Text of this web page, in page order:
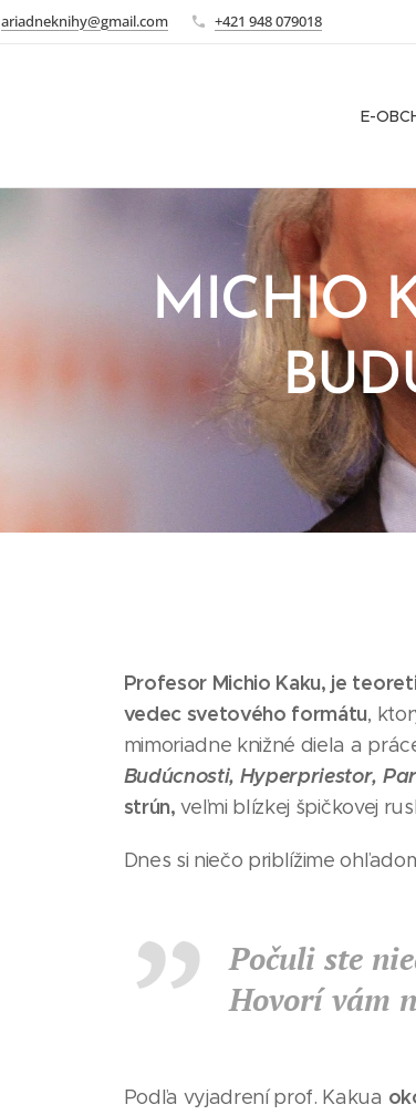
ariadneknihy@gmail.com +421 948 079018
E-
MICHIO
Profesor Michio Kaku, je
vedec svetového formátu,
mimoriadne knižné diela a
Budúcnosti, Hyperpriestor,
strún, veľmi blízkej špičkovej
Dnes si niečo priblížime
Počuli ste
Hovorí vám
Podľa vyjadrení prof. Kakua